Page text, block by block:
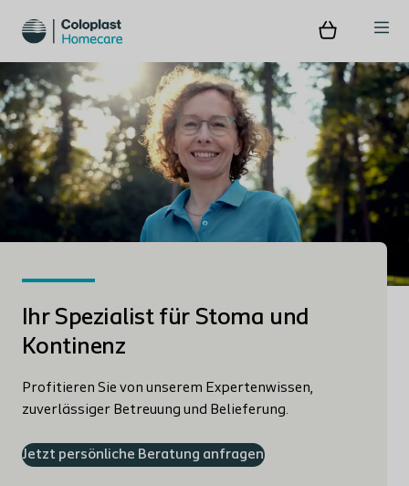
Ihr Spezialist für Stoma und
Kontinenz
Profitieren Sie von unserem Expertenwissen,
zuverlässiger Betreuung und Belieferung.
Jetzt persönliche Beratung anfragen